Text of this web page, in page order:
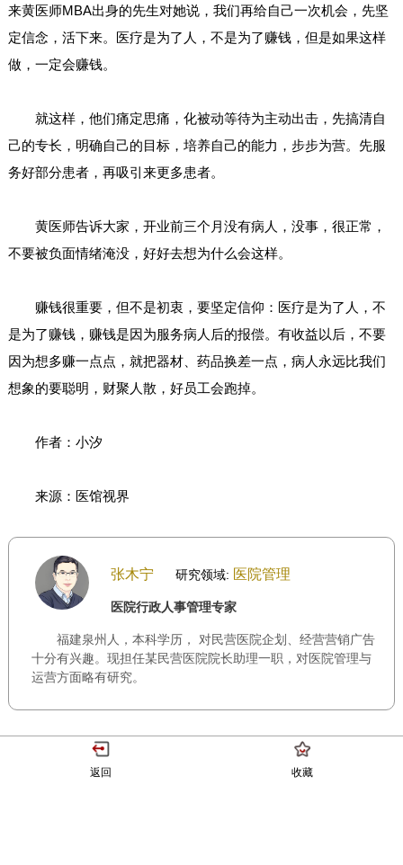
来黄医师MBA出身的先生对她说，我们再给自己一次机会，先坚
定信念，活下来。医疗是为了人，不是为了赚钱，但是如果这样
做，一定会赚钱。
就这样，他们痛定思痛，化被动等待为主动出击，先搞清自
己的专长，明确自己的目标，培养自己的能力，步步为营。先服
务好部分患者，再吸引来更多患者。
黄医师告诉大家，开业前三个月没有病人，没事，很正常，
不要被负面情绪淹没，好好去想为什么会这样。
赚钱很重要，但不是初衷，要坚定信仰：医疗是为了人，不
是为了赚钱，赚钱是因为服务病人后的报偿。有收益以后，不要
因为想多赚一点点，就把器材、药品换差一点，病人永远比我们
想象的要聪明，财聚人散，好员工会跑掉。
作者：小汐
来源：医馆视界
张木宁 研究领域: 医院管理
医院行政人事管理专家
福建泉州人，本科学历， 对民营医院企划、经营营销广告
十分有兴趣。现担任某民营医院院长助理一职，对医院管理与
运营方面略有研究。
返回 收藏